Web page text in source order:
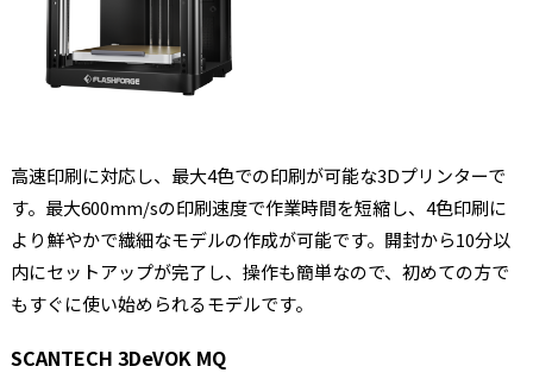
高速印刷に対応し、最大4色での印刷が可能な3Dプリンターで
す。最大600mm/sの印刷速度で作業時間を短縮し、4色印刷に
より鮮やかで繊細なモデルの作成が可能です。開封から10分以
内にセットアップが完了し、操作も簡単なので、初めての方で
もすぐに使い始められるモデルです。
SCANTECH 3DeVOK MQ